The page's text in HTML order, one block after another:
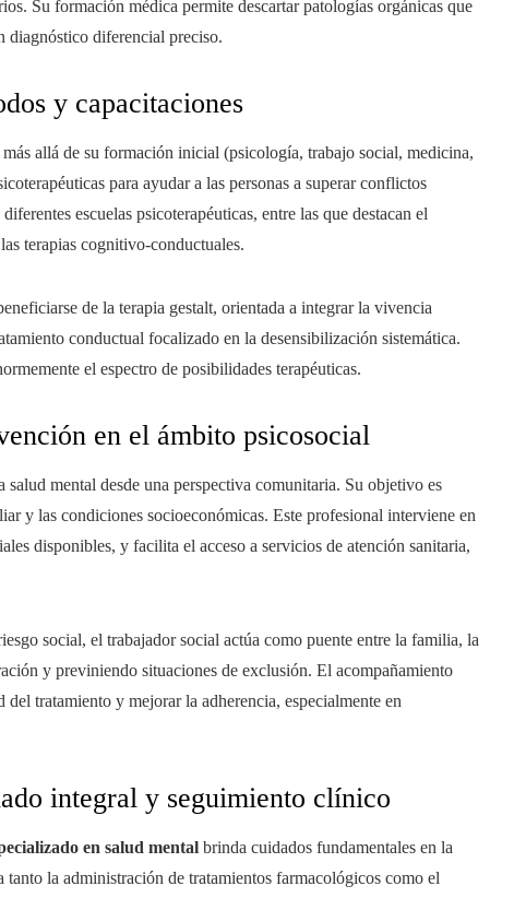
Su formación médica permite descartar patologías orgánicas que
diagnóstico diferencial preciso.
y capacitaciones
allá de su formación inicial (psicología, trabajo social, medicina,
para ayudar a las personas a superar conflictos
escuelas psicoterapéuticas, entre las que destacan el
terapias cognitivo-conductuales.
de la terapia gestalt, orientada a integrar la vivencia
conductual focalizado en la desensibilización sistemática.
el espectro de posibilidades terapéuticas.
en el ámbito psicosocial
mental desde una perspectiva comunitaria. Su objetivo es
y las condiciones socioeconómicas. Este profesional interviene en
disponibles, y facilita el acceso a servicios de atención sanitaria,
social, el trabajador social actúa como puente entre la familia, la
y previniendo situaciones de exclusión. El acompañamiento
tratamiento y mejorar la adherencia, especialmente en
integral y seguimiento clínico
en salud mental brinda cuidados fundamentales en la
la administración de tratamientos farmacológicos como el